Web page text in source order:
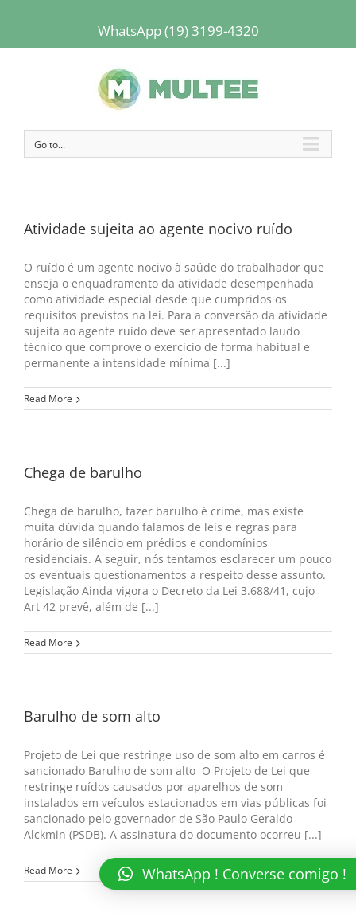
WhatsApp (19) 3199-4320
Go to...
Atividade sujeita ao agente nocivo ruído
O ruído é um agente nocivo à saúde do trabalhador que
enseja o enquadramento da atividade desempenhada
como atividade especial desde que cumpridos os
requisitos previstos na lei. Para a conversão da atividade
sujeita ao agente ruído deve ser apresentado laudo
técnico que comprove o exercício de forma habitual e
permanente a intensidade mínima [...]
Read More
Chega de barulho
Chega de barulho, fazer barulho é crime, mas existe
muita dúvida quando falamos de leis e regras para
horário de silêncio em prédios e condomínios
residenciais. A seguir, nós tentamos esclarecer um pouco
os eventuais questionamentos a respeito desse assunto.
Legislação Ainda vigora o Decreto da Lei 3.688/41, cujo
Art 42 prevê, além de [...]
Read More
Barulho de som alto
Projeto de Lei que restringe uso de som alto em carros é
sancionado Barulho de som alto O Projeto de Lei que
restringe ruídos causados por aparelhos de som
instalados em veículos estacionados em vias públicas foi
sancionado pelo governador de São Paulo Geraldo
Alckmin (PSDB). A assinatura do documento ocorreu [...]
Read More WhatsApp ! Converse comigo !